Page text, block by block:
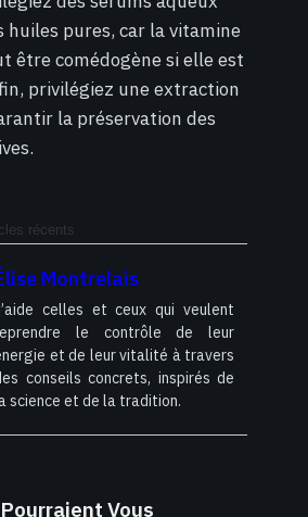
huiles pures, car la vitamine
être comédogène si elle est
privilégiez une extraction
la préservation des
récents
Montrelais
celles et ceux qui veulent
le contrôle de leur
et de leur vitalité à travers
conseils concrets, inspirés de
science et de la tradition.
Vous